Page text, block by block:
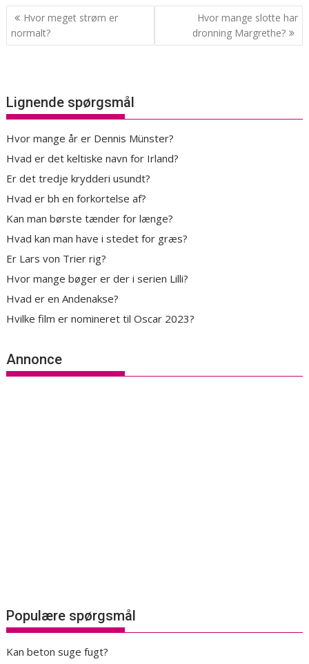
Indlægsnavigation
Hvor meget strøm er
normalt?
Hvor mange slotte har
dronning Margrethe?
Lignende spørgsmål
Hvor mange år er Dennis Münster?
Hvad er det keltiske navn for Irland?
Er det tredje krydderi usundt?
Hvad er bh en forkortelse af?
Kan man børste tænder for længe?
Hvad kan man have i stedet for græs?
Er Lars von Trier rig?
Hvor mange bøger er der i serien Lilli?
Hvad er en Andenakse?
Hvilke film er nomineret til Oscar 2023?
Annonce
Populære spørgsmål
Kan beton suge fugt?